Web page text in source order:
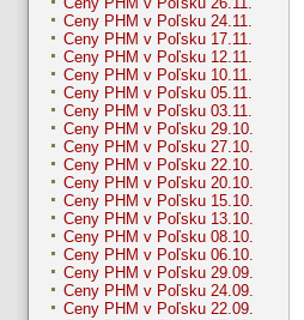
Ceny PHM v Poľsku 24.11.
Ceny PHM v Poľsku 17.11.
Ceny PHM v Poľsku 12.11.
Ceny PHM v Poľsku 10.11.
Ceny PHM v Poľsku 05.11.
Ceny PHM v Poľsku 03.11.
Ceny PHM v Poľsku 29.10.
Ceny PHM v Poľsku 27.10.
Ceny PHM v Poľsku 22.10.
Ceny PHM v Poľsku 20.10.
Ceny PHM v Poľsku 15.10.
Ceny PHM v Poľsku 13.10.
Ceny PHM v Poľsku 08.10.
Ceny PHM v Poľsku 06.10.
Ceny PHM v Poľsku 29.09.
Ceny PHM v Poľsku 24.09.
Ceny PHM v Poľsku 22.09.